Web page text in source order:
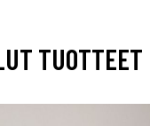
TUOTTEET